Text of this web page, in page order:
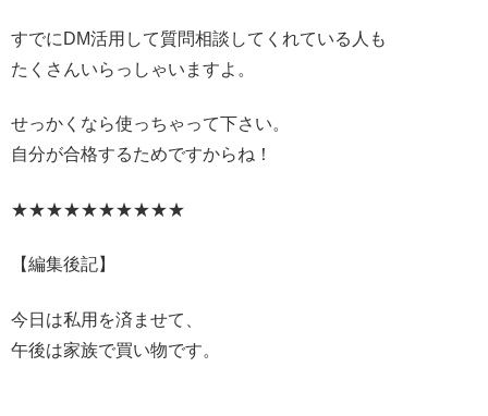
すでにDM活用して質問相談してくれている人も
たくさんいらっしゃいますよ。
せっかくなら使っちゃって下さい。
自分が合格するためですからね！
★★★★★★★★★★
【編集後記】
今日は私用を済ませて、
午後は家族で買い物です。